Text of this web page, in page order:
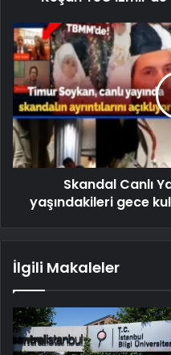
Skandal Canlı
yaşındakileri gece
İlgili Makaleler